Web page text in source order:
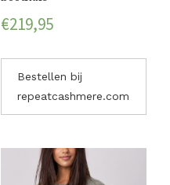
€219,95
Bestellen bij
repeatcashmere.com